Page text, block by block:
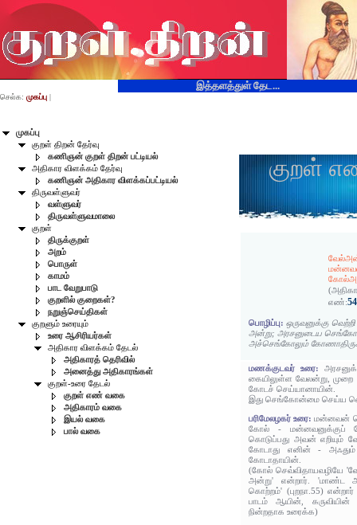
இத்தளத்துள் தேட...
முகப்பு
குறள் திறன் தேர்வு
கணிஞன் குறள் திறன் பட்டியல்
அதிகார விளக்கம் தேர்வு
கணிஞன் அதிகார விளக்கப்பட்டியல்
திருவள்ளுவர்
வள்ளுவர்
திருவள்ளுவமாலை
குறள்
திருக்குறள்
அறம்
பொருள்
காமம்
பாட வேறுபாடு
குறளில் குறைகள்?
நறுஞ்செய்திகள்
குறளும் உரையும்
உரை ஆசிரியர்கள்
அதிகார விளக்கம் தேடல்
அதிகாரத் தெரிவில்
அனைத்து அதிகாரங்கள்
குறள்-உரை தேடல்
குறள் எண் வகை
அதிகாரம் வகை
இயல் வகை
பால் வகை
செல்க: முகப்பு |
குறள்
எண்:
பொழிப்பு: ஒருவனுக்கு
அன்று; அரசனுடைய
அச்செங்கோலும்
மணக்குடவர் உரை:
கையிலுள்ள வேலன்று,
கோடச் செய்யானாயின்.
இது செங்கோன்மை செய்ய
பரிமேலழகர் உரை:மன்னவன்
கோல் - மன்னவனுக்குப்
கொடுப்பது அவன் எறியும்
கோடாது எனின் - அஃதும்
கோடாதாயின்.
(கோல் செவ்விதாயவழியே
அன்று' என்றார். 'மாண்ட
கொற்றம்' (புறநா.55)
பாடம் ஆயின், கருவியின்
நின்றதாக உரைக்க)